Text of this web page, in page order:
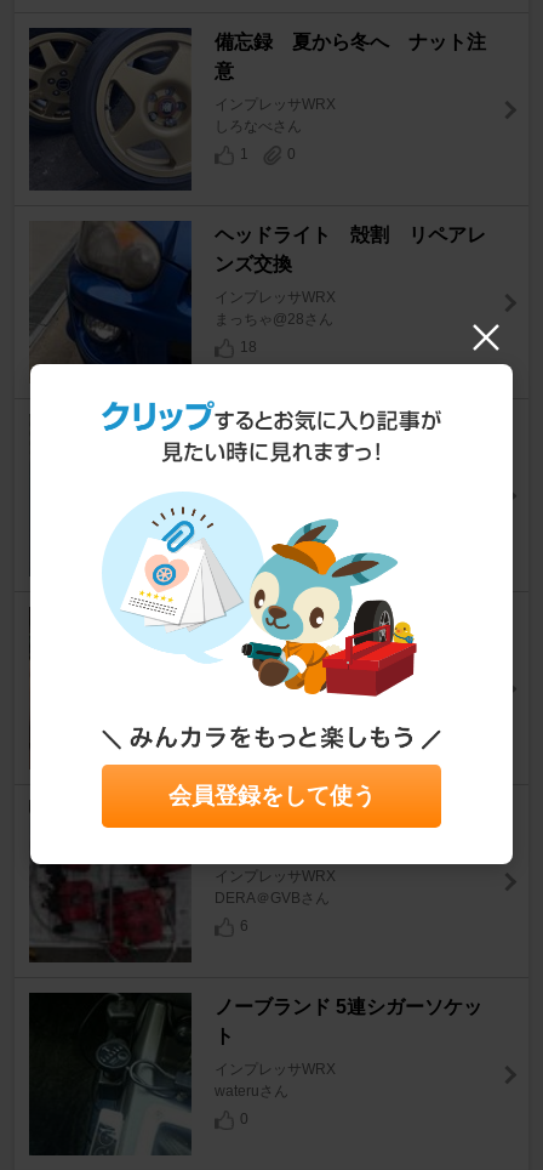
備忘録 夏から冬へ ナット注
意
インプレッサWRX
しろなべさん
1
0
ヘッドライト 殻割 リペアレ
ンズ交換
インプレッサWRX
まっちゃ@28さん
18
電動ファン強制稼働スイッチ取
り付け
ひじき1128さん
16
Defi 燃圧計取り付け
インプレッサWRX
S A I T Oさん
【DIY】ブレーキキャリパー・
インプレッサWRX
DERA＠GVBさん
6
ノーブランド 5連シガーソケッ
ト
インプレッサWRX
wateruさん
0
会員登録をして使う